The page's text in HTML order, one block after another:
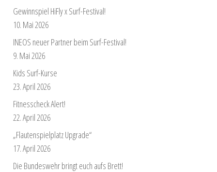
Gewinnspiel HiFly x Surf-Festival!
10. Mai 2026
INEOS neuer Partner beim Surf-Festival!
9. Mai 2026
Kids Surf-Kurse
23. April 2026
Fitnesscheck Alert!
22. April 2026
„Flautenspielplatz Upgrade“
17. April 2026
Die Bundeswehr bringt euch aufs Brett!